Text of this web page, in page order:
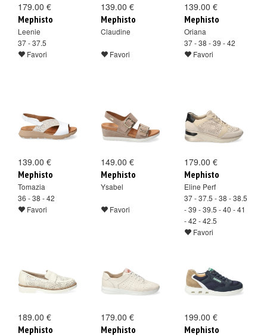
179.00 €
Mephisto
Leenie
37 - 37.5
Favori
139.00 €
Mephisto
Claudine
Favori
139.00 €
Mephisto
Oriana
37 - 38 - 39 - 42
Favori
139.00 €
Mephisto
Tomazia
36 - 38 - 42
Favori
149.00 €
Mephisto
Ysabel
Favori
179.00 €
Mephisto
Eline Perf
37 - 37.5 - 38 - 38.5
- 39 - 39.5 - 40 - 41
- 42 - 42.5
Favori
189.00 €
Mephisto
179.00 €
Mephisto
199.00 €
Mephisto